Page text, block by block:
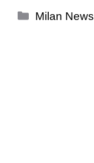
Categorie
Milan News